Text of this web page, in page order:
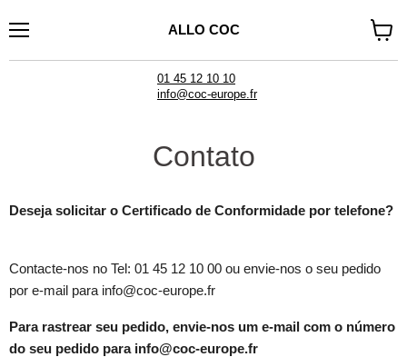
ALLO COC
01 45 12 10 10
info@coc-europe.fr
le
Contato
Deseja solicitar o Certificado de Conformidade por telefone?
Contacte-nos no Tel: 01 45 12 10 00 ou envie-nos o seu pedido
por e-mail para info@coc-europe.fr
Para rastrear seu pedido, envie-nos um e-mail com o número
do seu pedido para info@coc-europe.fr